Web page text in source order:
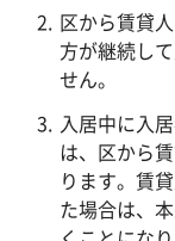
区から賃貸
方が継続し
せん。
入居中に入
は、区から
ります。賃
た場合は、